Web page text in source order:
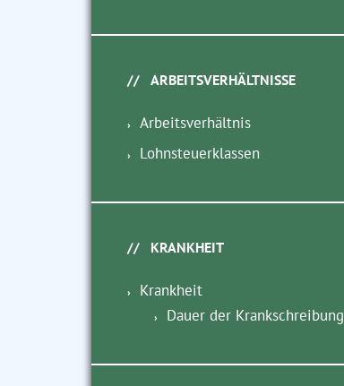
ARBEITSVERHÄLTNISSE
Arbeitsverhältnis
Lohnsteuerklassen
KRANKHEIT
Krankheit
Dauer der Krankschreibung